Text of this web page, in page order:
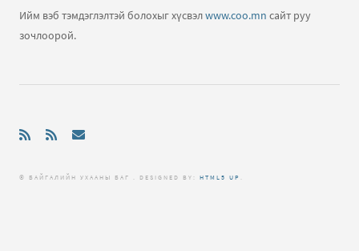
Нар хиртэлт гэж юу юм бол?
Ийм вэб тэмдэглэлтэй болохыг хүсвэлwww.coo.mn сайт руу
зочлоорой.
© БАЙГАЛИЙН УХААНЫ БАГ . DЕSIGNED BY: HTML5 UP .